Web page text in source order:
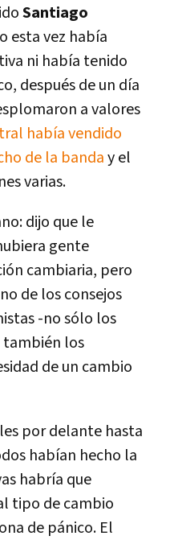
Santiago
esta vez había
ni había tenido
después de un día
a valores
había vendido
de la banday el
varias.
dijo que le
gente
cambiaria, pero
de los consejos
-no sólo los
también los
de un cambio
por delante hasta
habían hecho la
habría que
tipo de cambio
de pánico. El